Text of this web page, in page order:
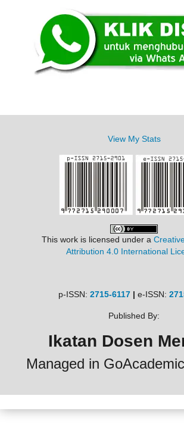
View My Stats
This work is licensed under a
Attribution 4.0 International
p-ISSN: 2715-6117| e-ISSN:
Published By:
Ikatan Dosen
Managed in